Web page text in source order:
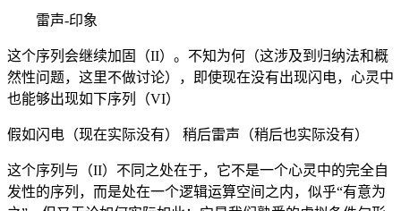
雷声-印象
这个序列会继续加固（II）。不知为何（这涉及到归纳法和概
然性问题，这里不做讨论），即使现在没有出现闪电，心灵中
也能够出现如下序列（VI）
假如闪电（现在实际没有） 稍后雷声（稍后也实际没有）
这个序列与（II）不同之处在于，它不是一个心灵中的完全自
发性的序列，而是处在一个逻辑运算空间之内，似乎“有意为